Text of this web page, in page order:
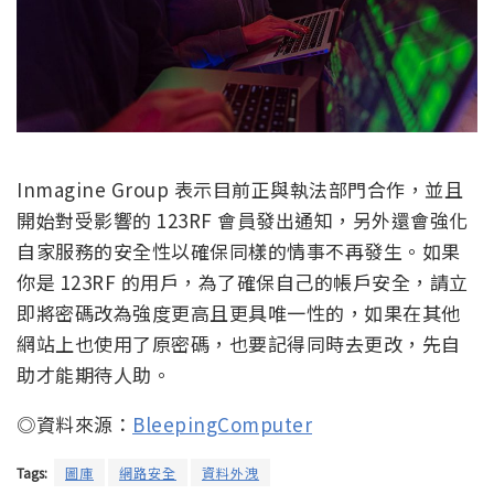
Inmagine Group 表示目前正與執法部門合作，並且
開始對受影響的 123RF 會員發出通知，另外還會強化
自家服務的安全性以確保同樣的情事不再發生。如果
你是 123RF 的用戶，為了確保自己的帳戶安全，請立
即將密碼改為強度更高且更具唯一性的，如果在其他
網站上也使用了原密碼，也要記得同時去更改，先自
助才能期待人助。
◎資料來源： BleepingComputer
Tags: 圖庫 網路安全 資料外洩